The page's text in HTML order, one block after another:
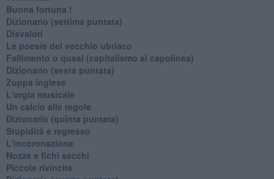
Buona fortuna !
​Dizionario (settima puntata)
Disvalori
Le poesie del vecchio ubriaco
Fallimento o quasi (capitalismo al capolinea)
Dizionario (sesta puntata)
Zuppa inglese
L'orgia musicale
Un calcio alle regole
Dizionario (quinta puntata)
Stupidità e regresso
L'incoronazione
Nozze e fichi secchi
Piccole rivincite